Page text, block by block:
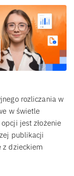
rozliczania w
w świetle
jest złożenie
publikacji
z dzieckiem